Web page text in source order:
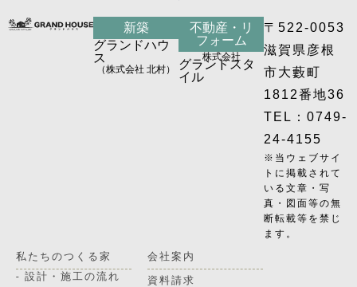
新築
グランドハウ
ス
（株式会社 北村）
不動産・リ
フォーム
株式会社
グランドスタ
イル
〒522-0053
滋賀県彦根
市大藪町
1812番地36
TEL：0749-
24-4155
※当ウェブサイ
トに掲載されて
いる文章・写
真・図面等の無
断転載等を禁じ
ます。
私たちのつくる家
- 設計・施工の流れ
会社案内
資料請求